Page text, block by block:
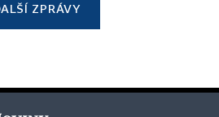
ZPRÁVY